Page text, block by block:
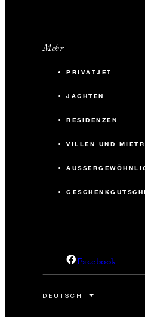
Mehr
PRIVATJET
JACHTEN
RESIDENZEN
VILLEN UND
Facebook